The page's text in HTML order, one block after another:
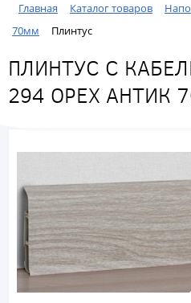
Главная Каталог товаров
70мм
Плинтус
ПЛИНТУС С
294 ОРЕХ АНТИК